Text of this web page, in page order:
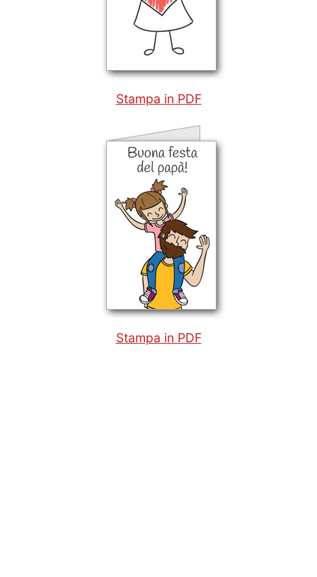
Stampa in PDF
Stampa in PDF